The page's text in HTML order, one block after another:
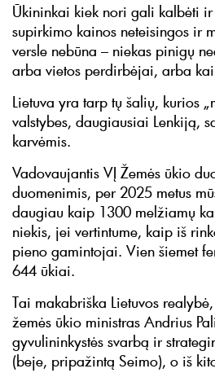
Ūkininkai kiek nori gali kalbėti
supirkimo kainos neteisingos ir
versle nebūna – niekas pinigų
arba vietos perdirbėjai, arba
Lietuva yra tarp tų šalių, kurios
valstybes, daugiausiai Lenkiją,
karvėmis.
Vadovaujantis VĮ Žemės ūkio
duomenimis, per 2025 metus
daugiau kaip 1300 melžiamų
niekis, jei vertintume, kaip iš
pieno gamintojai. Vien šiemet
644 ūkiai.
Tai makabriška Lietuvos
žemės ūkio ministras Andrius
gyvulininkystės svarbą ir
(beje, pripažintą Seimo), o iš